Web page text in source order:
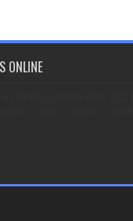
ONLINE